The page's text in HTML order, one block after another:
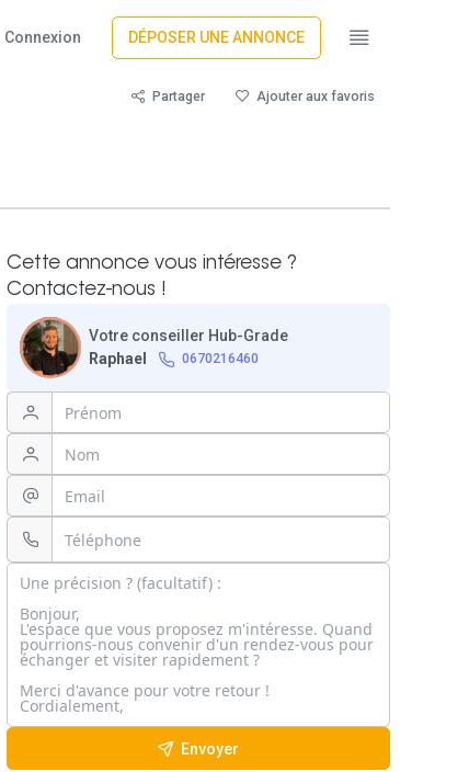
Connexion DÉPOSER UNE ANNONCE
Partager Ajouter aux favoris
Cette annonce vous intéresse ?
Contactez-nous !
Votre conseiller Hub-Grade
Raphael
0670216460
Envoyer